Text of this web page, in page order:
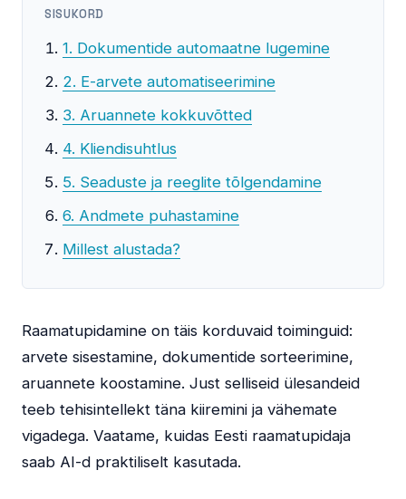
SISUKORD
1. Dokumentide automaatne lugemine
2. E-arvete automatiseerimine
3. Aruannete kokkuvõtted
4. Kliendisuhtlus
5. Seaduste ja reeglite tõlgendamine
6. Andmete puhastamine
Millest alustada?
Raamatupidamine on täis korduvaid toiminguid:
arvete sisestamine, dokumentide sorteerimine,
aruannete koostamine. Just selliseid ülesandeid
teeb tehisintellekt täna kiiremini ja vähemate
vigadega. Vaatame, kuidas Eesti raamatupidaja
saab AI-d praktiliselt kasutada.